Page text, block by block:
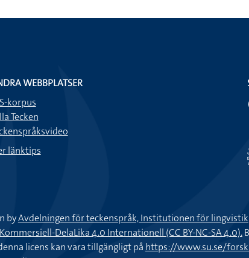
WEBBPLATSER
korpus
Tecken
länktips
byAvdelningen för teckenspråk, Institutionen för
DelaLika 4.0 Internationell (CC BY-NC-SA 4.0).
licens kan vara tillgängligt på https://www.su.se/